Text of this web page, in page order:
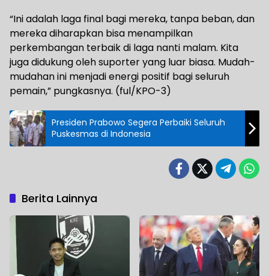
“Ini adalah laga final bagi mereka, tanpa beban, dan
mereka diharapkan bisa menampilkan
perkembangan terbaik di laga nanti malam. Kita
juga didukung oleh suporter yang luar biasa. Mudah-
mudahan ini menjadi energi positif bagi seluruh
pemain,” pungkasnya. (ful/KPO-3)
Presiden Prabowo Segera Perbaiki Seluruh
Puskesmas di Indonesia
Berita Lainnya